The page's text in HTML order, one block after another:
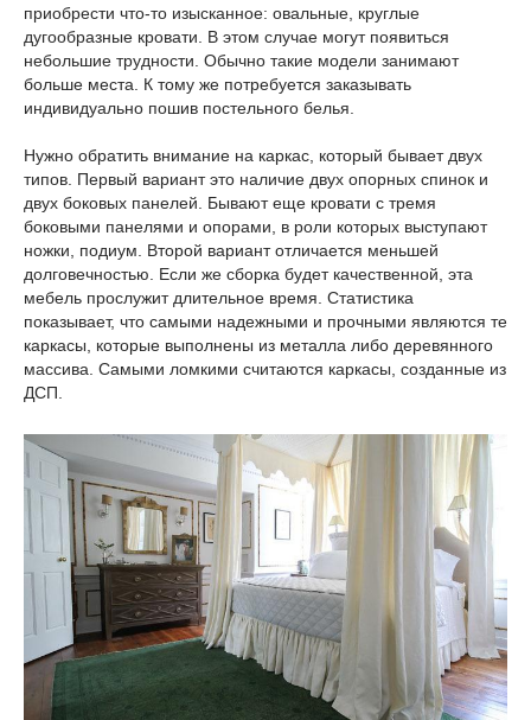
приобрести что-то изысканное: овальные, круглые
дугообразные кровати. В этом случае могут появиться
небольшие трудности. Обычно такие модели занимают
больше места. К тому же потребуется заказывать
индивидуально пошив постельного белья.
Нужно обратить внимание на каркас, который бывает двух
типов. Первый вариант это наличие двух опорных спинок и
двух боковых панелей. Бывают еще кровати с тремя
боковыми панелями и опорами, в роли которых выступают
ножки, подиум. Второй вариант отличается меньшей
долговечностью. Если же сборка будет качественной, эта
мебель прослужит длительное время. Статистика
показывает, что самыми надежными и прочными являются те
каркасы, которые выполнены из металла либо деревянного
массива. Самыми ломкими считаются каркасы, созданные из
ДСП.